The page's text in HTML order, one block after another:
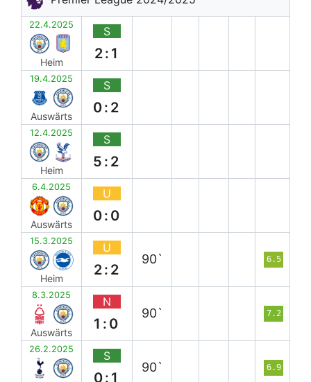
22.4.2025
Heim
S
2:1
19.4.2025
Auswärts
S
0:2
12.4.2025
Heim
S
5:2
6.4.2025
Auswärts
U
0:0
15.3.2025
Heim
U
2:2
90` 6.5
8.3.2025
Auswärts
N
1:0
90` 7.2
26.2.2025 S
0:1
90` 6.9